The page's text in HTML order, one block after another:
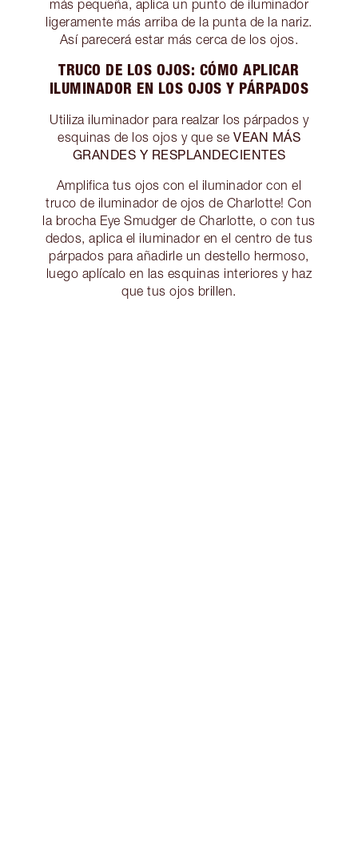
más pequeña, aplica un punto de iluminador
ligeramente más arriba de la punta de la nariz.
Así parecerá estar más cerca de los ojos.
TRUCO DE LOS OJOS: CÓMO APLICAR
ILUMINADOR EN LOS OJOS Y PÁRPADOS
Utiliza iluminador para realzar los párpados y
esquinas de los ojos y que se VEAN MÁS
GRANDES Y RESPLANDECIENTES
Amplifica tus ojos con el iluminador con el
truco de iluminador de ojos de Charlotte! Con
la brocha Eye Smudger de Charlotte, o con tus
dedos, aplica el iluminador en el centro de tus
párpados para añadirle un destello hermoso,
luego aplícalo en las esquinas interiores y haz
que tus ojos brillen.